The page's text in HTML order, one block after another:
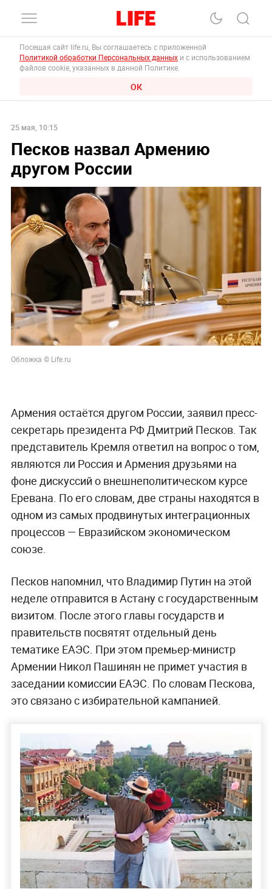
Посещая сайт life.ru, Вы соглашаетесь с приложенной
Политикой обработки Персональных данных и с использованием
файлов cookie, указанных в данной Политике.
ОК
25 мая, 10:15
Песков назвал Армению
другом России
Обложка © Life.ru
Армения остаётся другом России, заявил пресс-
секретарь президента РФ Дмитрий Песков. Так
представитель Кремля ответил на вопрос о том,
являются ли Россия и Армения друзьями на
фоне дискуссий о внешнеполитическом курсе
Еревана. По его словам, две страны находятся в
одном из самых продвинутых интеграционных
процессов — Евразийском экономическом
союзе.
Песков напомнил, что Владимир Путин на этой
неделе отправится в Астану с государственным
визитом. После этого главы государств и
правительств посвятят отдельный день
тематике ЕАЭС. При этом премьер-министр
Армении Никол Пашинян не примет участия в
заседании комиссии ЕАЭС. По словам Пескова,
это связано с избирательной кампанией.